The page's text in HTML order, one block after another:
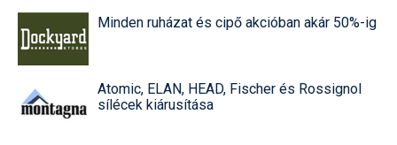
Minden ruházat és cipő akcióban akár 50%-ig
Atomic, ELAN, HEAD, Fischer és Rossignol
sílécek kiárusítása